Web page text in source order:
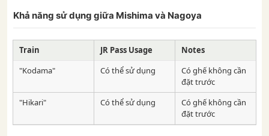
Khả năng sử dụng giữa Mishima và Nagoya
Train JR Pass Usage
Notes
"Kodama"
Có thể sử dụng
Có ghế không cần
đặt trước
"Hikari"
Có thể sử dụng
Có ghế không cần
đặt trước